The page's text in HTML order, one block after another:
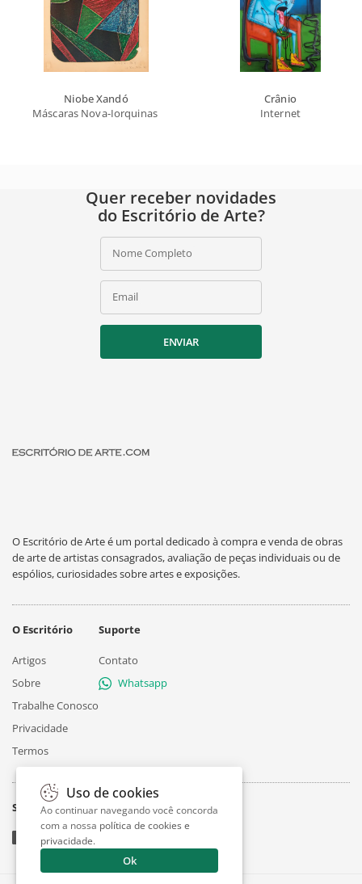
Niobe Xandó
Máscaras Nova-Iorquinas II
Crânio
Internet
Quer receber novidades
do Escritório de Arte?
Nome Completo
Email
ENVIAR
O Escritório de Arte é um portal dedicado à compra e venda de obras
de arte de artistas consagrados, avaliação de peças individuais ou de
espólios, curiosidades sobre artes e exposições.
O Escritório
Artigos
Sobre
Trabalhe Conosco
Privacidade
Termos
Suporte
Contato
Whatsapp
Siga
Uso de cookies
Ao continuar navegando você concorda
com a nossa política de cookies e
privacidade.
Ok